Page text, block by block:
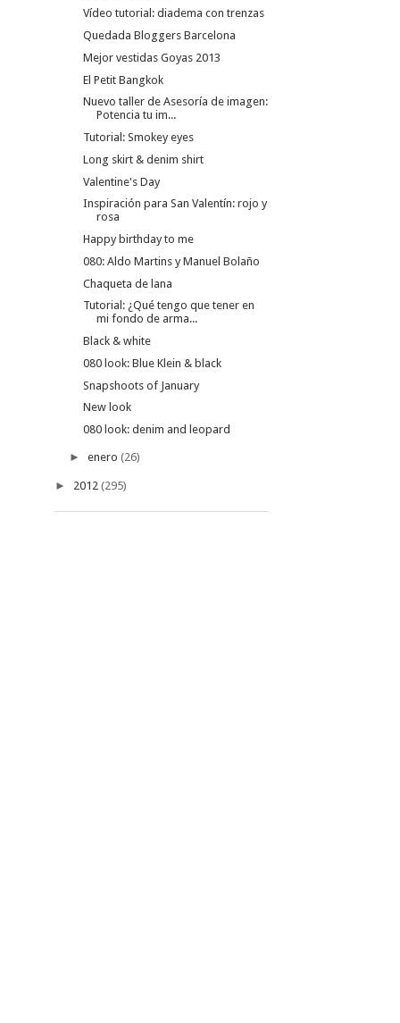
Vídeo tutorial: diadema con trenzas
Quedada Bloggers Barcelona
Mejor vestidas Goyas 2013
El Petit Bangkok
Nuevo taller de Asesoría de imagen:
Potencia tu im...
Tutorial: Smokey eyes
Long skirt & denim shirt
Valentine's Day
Inspiración para San Valentín: rojo y
rosa
Happy birthday to me
080: Aldo Martins y Manuel Bolaño
Chaqueta de lana
Tutorial: ¿Qué tengo que tener en
mi fondo de arma...
Black & white
080 look: Blue Klein & black
Snapshoots of January
New look
080 look: denim and leopard
► enero (26)
► 2012 (295)